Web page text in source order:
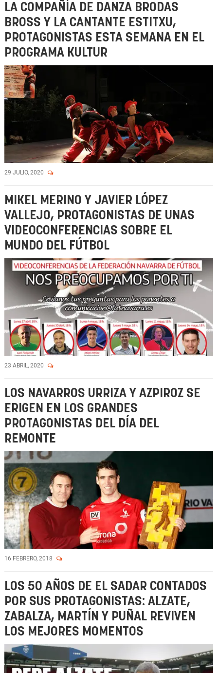
LA COMPAÑÍA DE DANZA BRODAS
BROSS Y LA CANTANTE ESTITXU,
PROTAGONISTAS ESTA SEMANA EN EL
PROGRAMA KULTUR
29 JULIO, 2020
MIKEL MERINO Y JAVIER LÓPEZ
VALLEJO, PROTAGONISTAS DE UNAS
VIDEOCONFERENCIAS SOBRE EL
MUNDO DEL FÚTBOL
23 ABRIL, 2020
LOS NAVARROS URRIZA Y AZPIROZ SE
ERIGEN EN LOS GRANDES
PROTAGONISTAS DEL DÍA DEL
REMONTE
16 FEBRERO, 2018
LOS 50 AÑOS DE EL SADAR CONTADOS
POR SUS PROTAGONISTAS: ALZATE,
ZABALZA, MARTÍN Y PUÑAL REVIVEN
LOS MEJORES MOMENTOS